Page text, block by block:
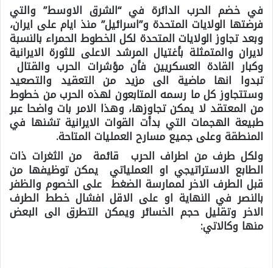
في خضم الحرب الدائرة في “الشرق الاوسط” والتي
فرضتها الولايات المتحدة و”اسرائيل” منذ ايام على ايران،
وبعد تجاوز الولايات المتحدة لكل الخطوط الحمراء بالنسبة
لايران والمتمثلة بأغتيال المرشد الاعلى للثورة الايرانية
وكبار القادة العسكريين فأن مؤشرات الحرب والقتال
تبدوا انها ماضية الى مزيد من التعقيد والتصعيد
وستتجاوز كل ما رسمه المتابعون لهذه الحرب من خطوط
من المعتقد لا يمكن تجاوزها، وهذا الامر بات واضحا عبر
طبيعة الهجمات التي بدأت القوات الايرانية تشنها في
المنطقة وعلى جميع مسارح العمليات المتاحة.
ولكل طرف من اطراف الحرب قائمة من الثغرات ذات
الطابع الاستراتيجي او العملياتي يمكن توظيفها من
قبل الطرف الاخر لممارسة الضغط على الخصوم والظفر
بالنصر في النهاية او على الاقل افشال خطط الطرف
الاخر وتقليل حجم الخسائر ويمكن التطرق الى البعض
منها وكالاتي: